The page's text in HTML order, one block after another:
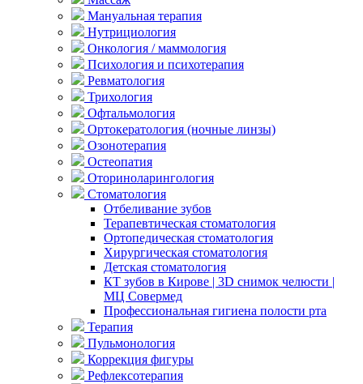
Мануальная терапия
Нутрициология
Онкология / маммология
Психология и психотерапия
Ревматология
Трихология
Офтальмология
Ортокератология (ночные линзы)
Озонотерапия
Остеопатия
Оториноларингология
Стоматология
Отбеливание зубов
Терапевтическая стоматология
Ортопедическая стоматология
Хирургическая стоматология
Детская стоматология
КТ зубов в Кирове | 3D снимок челюсти |
МЦ Совермед
Профессиональная гигиена полости рта
Терапия
Пульмонология
Коррекция фигуры
Рефлексотерапия